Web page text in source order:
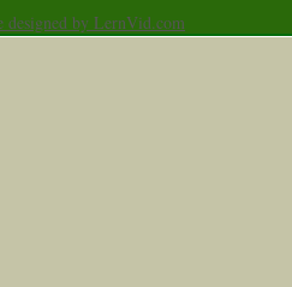
designed by LernVid.com